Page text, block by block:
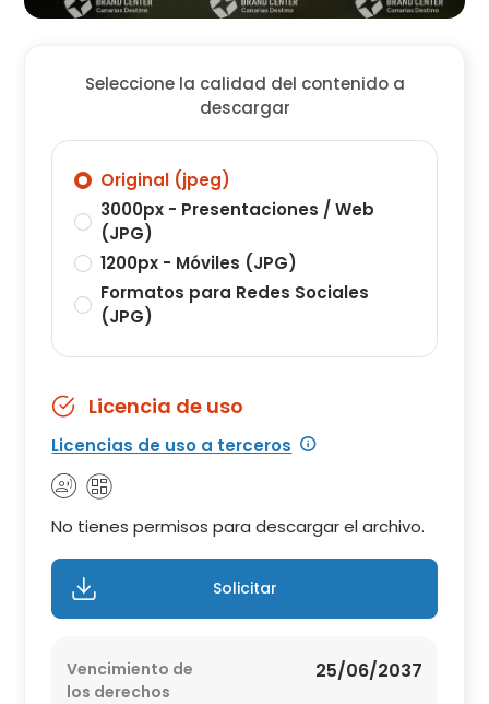
Seleccione la calidad del contenido a
descargar
Original (jpeg)
3000px - Presentaciones / Web
(JPG)
1200px - Móviles (JPG)
Formatos para Redes Sociales
(JPG)
Licencia de uso
Licencias de uso a terceros
No tienes permisos para descargar el archivo.
Solicitar
Vencimiento de
los derechos
25/06/2037